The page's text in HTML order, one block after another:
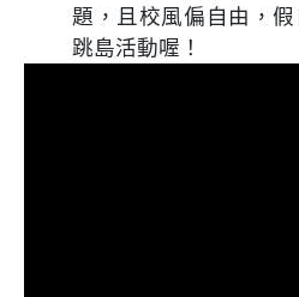
題，且校風偏自由，
跳島活動喔！